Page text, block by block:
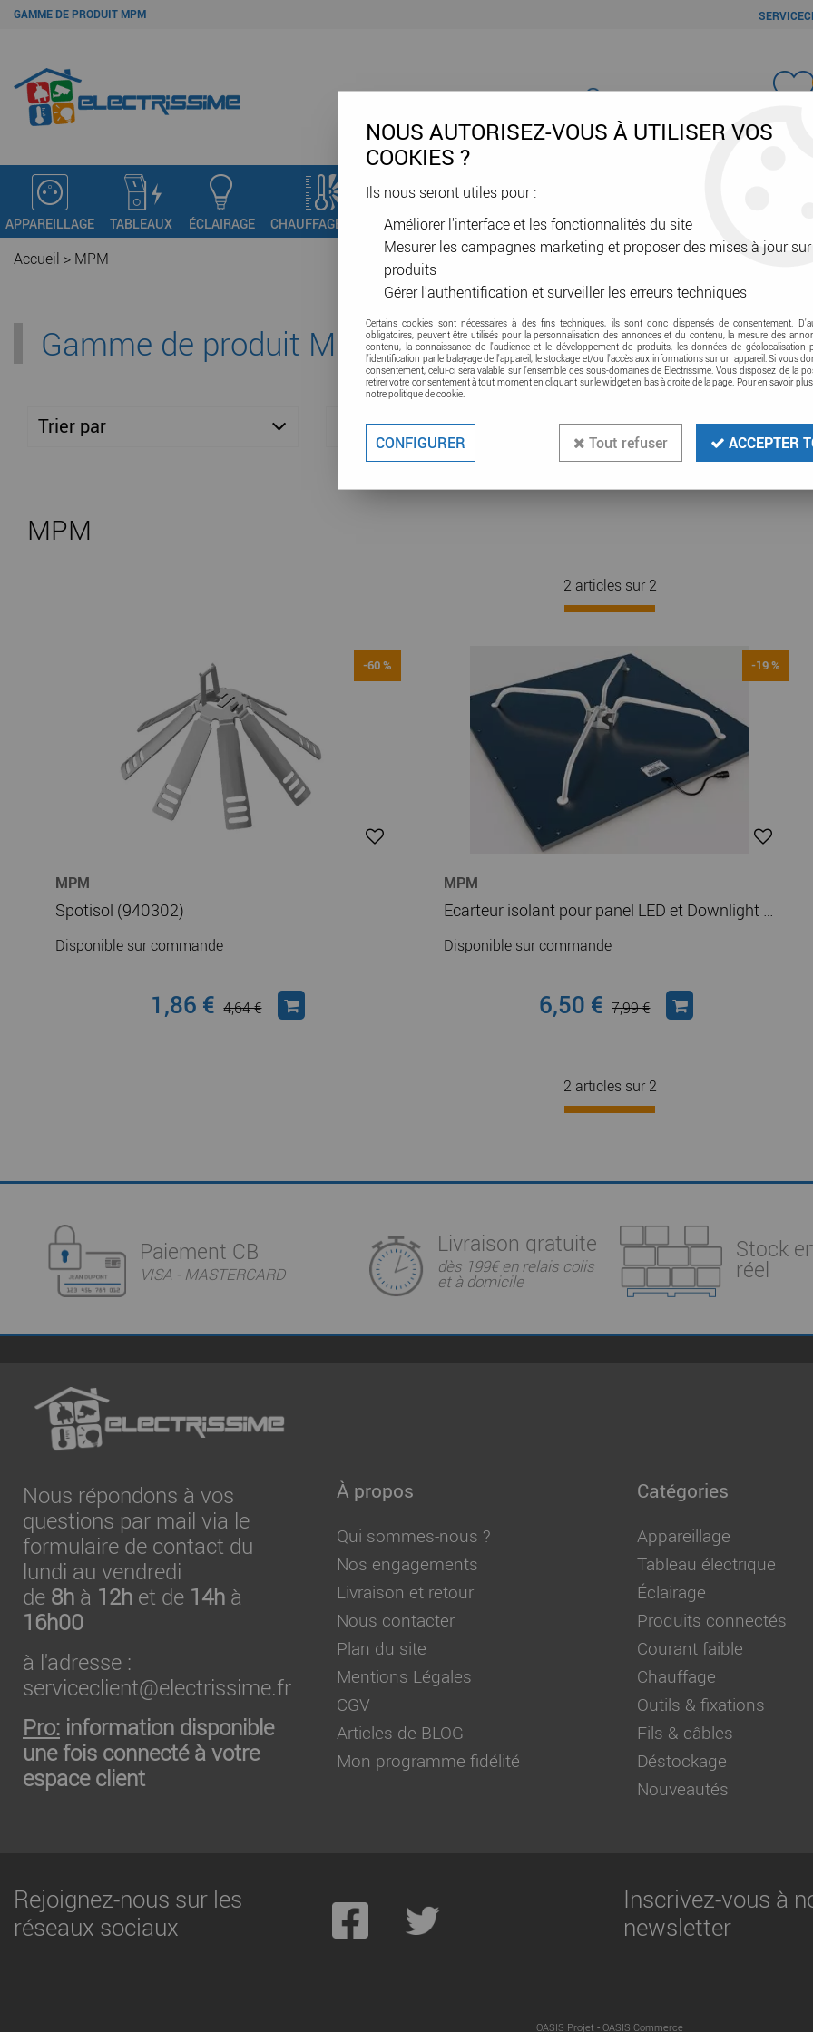
GAMME DE PRODUIT MPM
APPAREILLAGE TABLEAUX ÉCLAIRAGE CHAUFFAGE - VMC CÂBLES & GAINES DOMOTIQUE & VE SÉCURITÉ & RÉSEAU
Accueil > MPM
Gamme de produit MPM
Trier par Marque Prix
MPM
2 articles sur 2
-60 %
MPM
Spotisol (940302)
Disponible sur commande
1,86 € 4,64 €
-19 %
MPM
Ecarteur isolant pour panel LED et Downlight (972701)
Disponible sur commande
6,50 € 7,99 €
2 articles sur 2
Paiement CB
VISA - MASTERCARD
Livraison gratuite
dès 199€ en relais colis
et à domicile
Stock
réel
Nous répondons à vos
questions par mail via le
formulaire de contact du
lundi au vendredi
de 8h à 12h et de 14h à
16h00
à l'adresse :
serviceclient@electrissime.fr
Pro: information disponible
une fois connecté à votre
espace client
À propos
Qui sommes-nous ?
Nos engagements
Livraison et retour
Nous contacter
Plan du site
Mentions Légales
CGV
Articles de BLOG
Mon programme fidélité
Catégories
Appareillage
Tableau électrique
Éclairage
Produits connectés
Courant faible
Chauffage
Outils & fixations
Fils & câbles
Déstockage
Nouveautés
Rejoignez-nous sur les
réseaux sociaux
Inscrivez-vous à
newsletter
OASIS Projet - OASIS Commerce
NOUS AUTORISEZ-VOUS À UTILISER VOS
COOKIES ?
Ils nous seront utiles pour :
Améliorer l'interface et les fonctionnalités du site
Mesurer les campagnes marketing et proposer des mises à jour
produits
Gérer l'authentification et surveiller les erreurs techniques
Certains cookies sont nécessaires à des fins techniques, ils sont donc dispensés de consentement.
obligatoires, peuvent être utilisés pour la personnalisation des annonces et du contenu, la mesure des
contenu, la connaissance de l'audience et le développement de produits, les données de géolocalisation
l'identification par le balayage de l'appareil, le stockage et/ou l'accès aux informations sur un appareil. Si vous
consentement, celui-ci sera valable sur l’ensemble des sous-domaines de Electrissime. Vous disposez de la
retirer votre consentement à tout moment en cliquant sur le widget en bas à droite de la page. Pour en savoir
notre politique de cookie.
CONFIGURER Tout refuser ACCEPTER